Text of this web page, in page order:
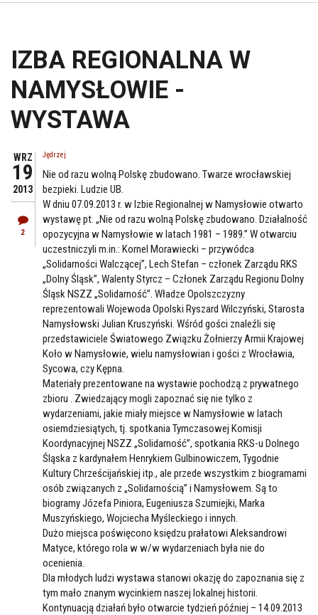
IZBA REGIONALNA W
NAMYSŁOWIE -
WYSTAWA
WRZ
19
2013
2
Jędrzej
Nie od razu wolną Polskę zbudowano. Twarze wrocławskiej
bezpieki. Ludzie UB.
W dniu 07.09.2013 r. w Izbie Regionalnej w Namysłowie otwarto
wystawę pt. „Nie od razu wolną Polskę zbudowano. Działalność
opozycyjna w Namysłowie w latach 1981 – 1989.” W otwarciu
uczestniczyli m.in.: Kornel Morawiecki – przywódca
„Solidarności Walczącej”, Lech Stefan – członek Zarządu RKS
„Dolny Śląsk”, Walenty Styrcz – Członek Zarządu Regionu Dolny
Śląsk NSZZ „Solidarność”. Władze Opolszczyzny
reprezentowali Wojewoda Opolski Ryszard Wilczyński, Starosta
Namysłowski Julian Kruszyński. Wśród gości znaleźli się
przedstawiciele Światowego Związku Żołnierzy Armii Krajowej
Koło w Namysłowie, wielu namysłowian i gości z Wrocławia,
Sycowa, czy Kępna.
Materiały prezentowane na wystawie pochodzą z prywatnego
zbioru . Zwiedzający mogli zapoznać się nie tylko z
wydarzeniami, jakie miały miejsce w Namysłowie w latach
osiemdziesiątych, tj. spotkania Tymczasowej Komisji
Koordynacyjnej NSZZ „Solidarność”, spotkania RKS-u Dolnego
Śląska z kardynałem Henrykiem Gulbinowiczem, Tygodnie
Kultury Chrześcijańskiej itp., ale przede wszystkim z biogramami
osób związanych z „Solidarnością” i Namysłowem. Są to
biogramy Józefa Piniora, Eugeniusza Szumiejki, Marka
Muszyńskiego, Wojciecha Myśleckiego i innych.
Dużo miejsca poświęcono księdzu prałatowi Aleksandrowi
Matyce, którego rola w w/w wydarzeniach była nie do
ocenienia.
Dla młodych ludzi wystawa stanowi okazję do zapoznania się z
tym mało znanym wycinkiem naszej lokalnej historii.
Kontynuacją działań było otwarcie tydzień później – 14.09.2013